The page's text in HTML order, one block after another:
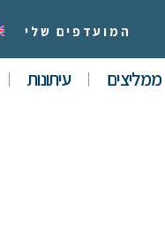
המועדפים שלי
ממליצים עיתונות